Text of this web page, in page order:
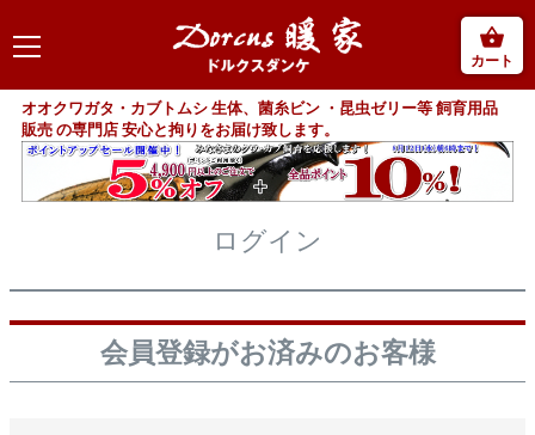
カート
オオクワガタ・カブトムシ 生体、菌糸ビン ・昆虫ゼリー等 飼育用品
販売 の専門店 安心と拘りをお届け致します。
ログイン
会員登録がお済みのお客様